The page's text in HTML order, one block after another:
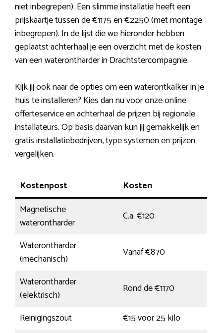
niet inbegrepen). Een slimme installatie heeft een
prijskaartje tussen de €1175 en €2250 (met montage
inbegrepen). In de lijst die we hieronder hebben
geplaatst achterhaal je een overzicht met de kosten
van een waterontharder in Drachtstercompagnie.
Kijk jij ook naar de opties om een waterontkalker in je
huis te installeren? Kies dan nu voor onze online
offerteservice en achterhaal de prijzen bij regionale
installateurs. Op basis daarvan kun jij gemakkelijk en
gratis installatiebedrijven, type systemen en prijzen
vergelijken.
Kostenpost
Kosten
Magnetische
waterontharder
C.a. €120
Waterontharder
(mechanisch)
Vanaf €870
Waterontharder
(elektrisch)
Rond de €1170
Reinigingszout
€15 voor 25 kilo